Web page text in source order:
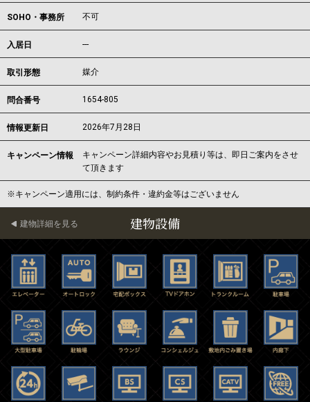
SOHO・事務所 不可
入居日 ---
取引形態 媒介
問合番号 1654-805
情報更新日 2026年7月28日
キャンペーン情報
キャンペーン詳細内容やお見積り等は、即日ご案内をさせ
て頂きます
※キャンペーン適用には、制約条件・違約金等はございません
建物設備
建物詳細を見る